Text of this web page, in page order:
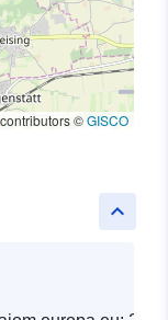
contributors ©GISCO
keyboard_arrow_up